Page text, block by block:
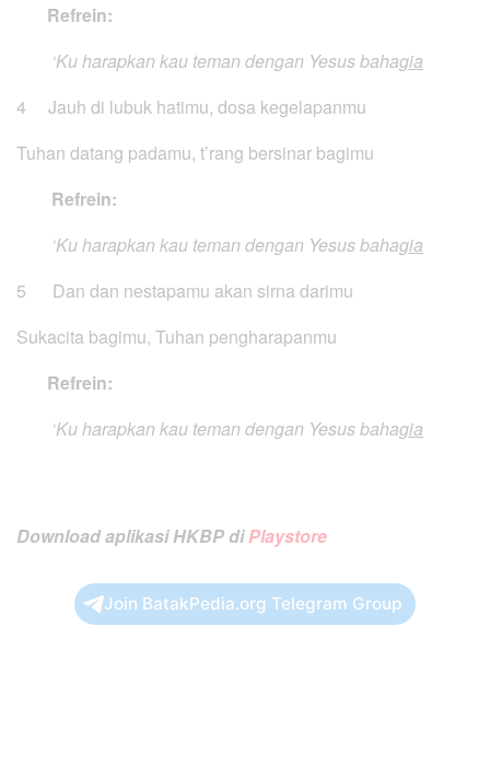
Refrein:
‘Ku harapkan kau teman dengan Yesus bahagia
4 Jauh di lubuk hatimu, dosa kegelapanmu
Tuhan datang padamu, t’rang bersinar bagimu
Refrein:
‘Ku harapkan kau teman dengan Yesus bahagia
5 Dan dan nestapamu akan sirna darimu
Sukacita bagimu, Tuhan pengharapanmu
Refrein:
‘Ku harapkan kau teman dengan Yesus bahagia
Download aplikasi HKBP diPlaystore
Join BatakPedia.org Telegram Group